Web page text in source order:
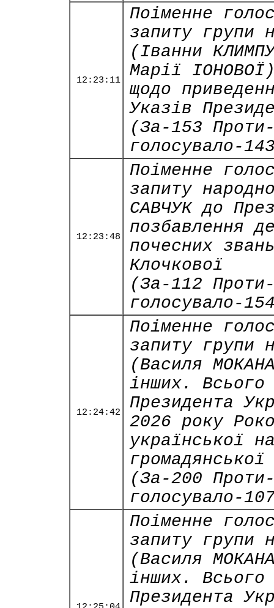
12:23:11
Поіменне
запиту групи
(Іванни
Марії
щодо
Указів
(За-153
голосувало-
12:23:48
Поіменне
запиту
САВЧУК до
позбавлення
почесних
Клочкової
(За-112
голосувало-
12:24:42
Поіменне
запиту групи
(Василя
інших.
Президента
2026 року
української
(За-200
голосувало-
Поіменне
запиту групи
(Василя
інших.
Президента